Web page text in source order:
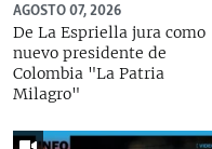
AGOSTO 07, 2026
De La Espriella jura como
nuevo presidente de
Colombia "La Patria
Milagro"